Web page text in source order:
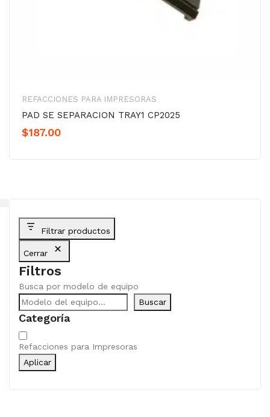
REFACCIONES PARA IMPRESORAS
PAD SE SEPARACION TRAY1 CP2025
$187.00
Filtrar productos
Cerrar
Filtros
Busca por modelo de equipo
Buscar
Categoría
Categoría
Refacciones para Impresoras
Aplicar